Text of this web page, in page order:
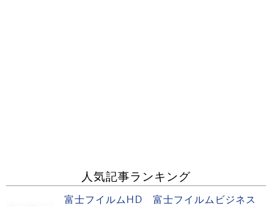
人気記事ランキング
富士フイルムHD 富士フイルムビジネス